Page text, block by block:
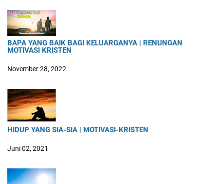
BAPA YANG BAIK BAGI KELUARGANYA | RENUNGAN
MOTIVASI KRISTEN
November 28, 2022
HIDUP YANG SIA-SIA | MOTIVASI-KRISTEN
Juni 02, 2021